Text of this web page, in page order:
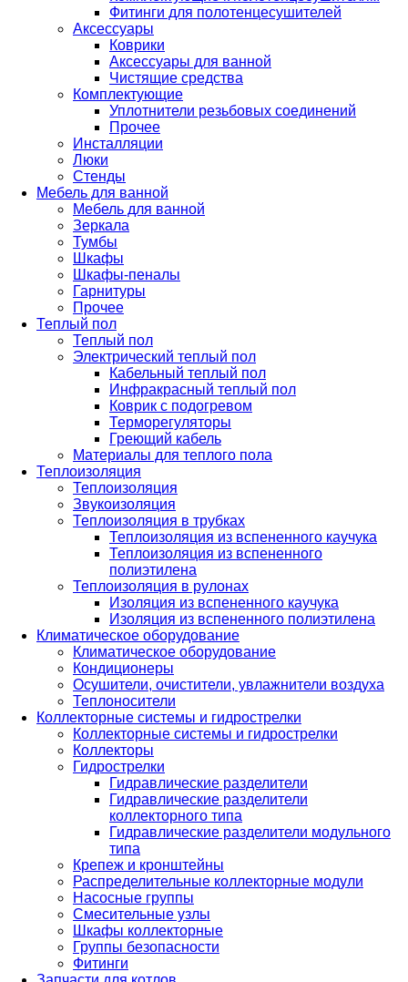
Фитинги для полотенцесушителей
Аксессуары
Коврики
Аксессуары для ванной
Чистящие средства
Комплектующие
Уплотнители резьбовых соединений
Прочее
Инсталляции
Люки
Стенды
Мебель для ванной
Мебель для ванной
Зеркала
Тумбы
Шкафы
Шкафы-пеналы
Гарнитуры
Прочее
Теплый пол
Теплый пол
Электрический теплый пол
Кабельный теплый пол
Инфракрасный теплый пол
Коврик с подогревом
Терморегуляторы
Греющий кабель
Материалы для теплого пола
Теплоизоляция
Теплоизоляция
Звукоизоляция
Теплоизоляция в трубках
Теплоизоляция из вспененного каучука
Теплоизоляция из вспененного
полиэтилена
Теплоизоляция в рулонах
Изоляция из вспененного каучука
Изоляция из вспененного полиэтилена
Климатическое оборудование
Климатическое оборудование
Кондиционеры
Осушители, очистители, увлажнители воздуха
Теплоносители
Коллекторные системы и гидрострелки
Коллекторные системы и гидрострелки
Коллекторы
Гидрострелки
Гидравлические разделители
Гидравлические разделители
коллекторного типа
Гидравлические разделители модульного
типа
Крепеж и кронштейны
Распределительные коллекторные модули
Насосные группы
Смесительные узлы
Шкафы коллекторные
Группы безопасности
Фитинги